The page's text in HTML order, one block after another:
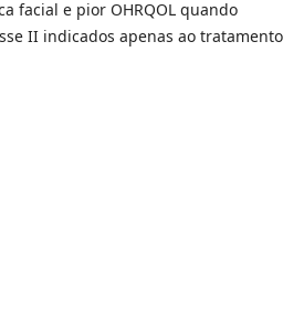
facial e pior OHRQOL quando
II indicados apenas ao tratamento